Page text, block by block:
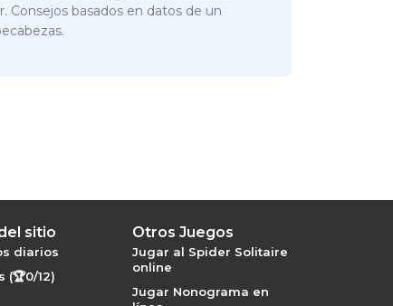
Consejos basados en datos de un
sitio
diarios
(🏆0/12)
Otros Juegos
Jugar al Spider Solitaire
online
Jugar Nonograma en